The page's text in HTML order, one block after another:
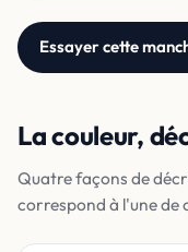
Essayer cette
La couleur,
Quatre façons de
correspond à l'une de